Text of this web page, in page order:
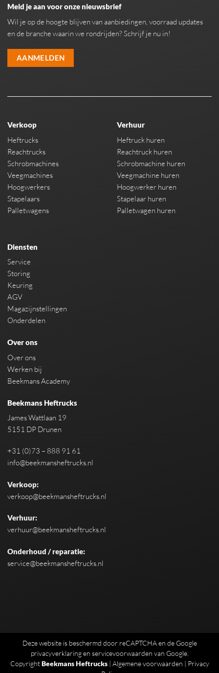
Meld je aan voor onze nieuwsbrief
Wil je op de hoogte blijven van aanbiedingen, voorraad updates
en de branche waarin we rondrijden? Schrijf je nu in!
AANMELDEN
Verkoop
Heftrucks
Reachtrucks
Schrobmachines
Veegmachines
Hoogwerkers
Stapelaars
Palletwagens
Verhuur
Heftruck huren
Reachtruck huren
Schrobmachine huren
Veegmachine huren
Hoogwerker huren
Stapelaar huren
Palletwagen huren
Diensten
Service
Storing
Keuring
AGV
Magazijnstellingen
Onderdelen
Over ons
Over ons
Werken bij
Beekmans Academy
Beekmans Heftrucks
James Wattlaan 19
5151 DP Drunen
+31 (0)73 – 888 91 61
info@beekmansheftrucks.nl
Verkoop:
verkoop@beekmansheftrucks.nl
Verhuur:
verhuur@beekmansheftrucks.nl
Onderhoud / reparatie:
service@beekmansheftrucks.nl
Deze website is beschermd door reCAPTCHA en de Google
privacyverklaringen servicevoorwaarden van Google.
CopyrightBeekmans Heftrucks| Algemene voorwaarden | Privacy